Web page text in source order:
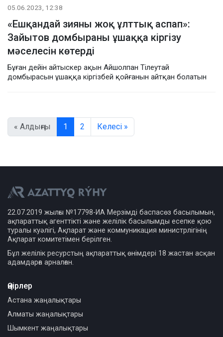
05.06.2023, 12:38
«Ешқандай зияны жоқ ұлттық аспап»:
Зайытов домбыраны ұшаққа кіргізу
мәселесін көтерді
Бұған дейін айтыскер ақын Айшолпан Тілеутай
домбырасын ұшаққа кіргізбей қойғанын айтқан болатын
« Алдыңғы 1 2 Келесі »
22.07.2019 жылғы №17798-ИА Мерзімді баспасөз басылымын,
ақпараттық агенттікті және желілік басылымды есепке қою
туралы куәлігі, Ақпарат және коммуникация министрлігінің
Ақпарат комитетімен берілген.
Бұл желілік ресурстың ақпараттық өнімдері 18 жастан асқан
адамдарға арналған.
Өңірлер
Астана жаңалықтары
Алматы жаңалықтары
Шымкент жаңалықтары